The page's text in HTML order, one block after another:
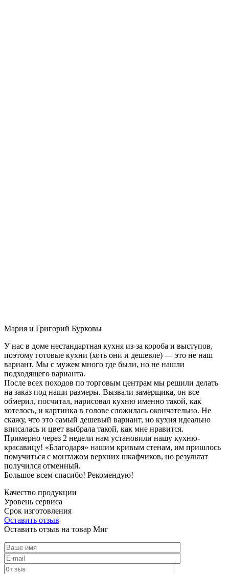
Мария и Григорий Бурковы
У нас в доме нестандартная кухня из-за короба и выступов,
поэтому готовые кухни (хоть они и дешевле) — это не наш
вариант. Мы с мужем много где были, но не нашли
подходящего варианта.
После всех походов по торговым центрам мы решили делать
на заказ под наши размеры. Вызвали замерщика, он все
обмерил, посчитал, нарисовал кухню именно такой, как
хотелось, и картинка в голове сложилась окончательно. Не
скажу, что это самый дешевый вариант, но кухня идеально
вписалась и цвет выбрала такой, как мне нравится.
Примерно через 2 недели нам установили нашу кухню-
красавицу! «Благодаря» нашим кривым стенам, им пришлось
помучиться с монтажом верхних шкафчиков, но результат
получился отменный.
Большое всем спасибо! Рекомендую!
Качество продукции
Уровень сервиса
Срок изготовления
Оставить отзыв
Оставить отзыв на товар Миг